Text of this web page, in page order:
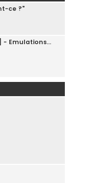
ce ?"
- Emulations…